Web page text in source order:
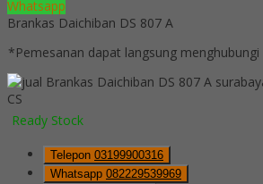
Whatsapp
Brankas Daichiban DS 807 A
*Pemesanan dapat langsung
CS
Ready Stock
Telepon 03199900316
Whatsapp 082229539969